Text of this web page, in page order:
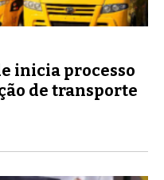
inicia processo
de transporte